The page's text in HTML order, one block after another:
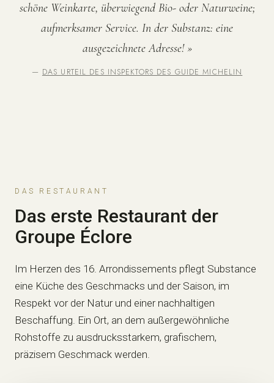
schöne Weinkarte, überwiegend Bio- oder Naturweine;
aufmerksamer Service. In der Substanz: eine
ausgezeichnete Adresse! »
— DAS URTEIL DES INSPEKTORS DES GUIDE MICHELIN
DAS RESTAURANT
Das erste Restaurant der
Groupe Éclore
Im Herzen des 16. Arrondissements pflegt Substance
eine Küche des Geschmacks und der Saison, im
Respekt vor der Natur und einer nachhaltigen
Beschaffung. Ein Ort, an dem außergewöhnliche
Rohstoffe zu ausdrucksstarkem, grafischem,
präzisem Geschmack werden.